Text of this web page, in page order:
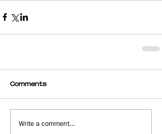
Comments
Write a comment...